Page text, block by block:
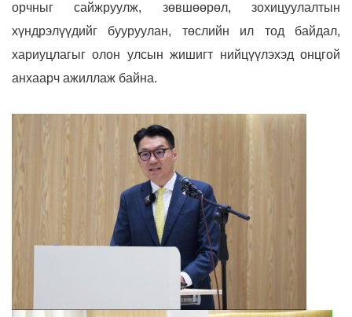
орчныг сайжруулж, зөвшөөрөл, зохицуулалтын
хүндрэлүүдийг бууруулан, төслийн ил тод байдал,
хариуцлагыг олон улсын жишигт нийцүүлэхэд онцгой
анхаарч ажиллаж байна.